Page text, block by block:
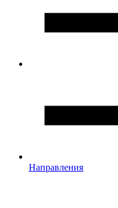
Направления